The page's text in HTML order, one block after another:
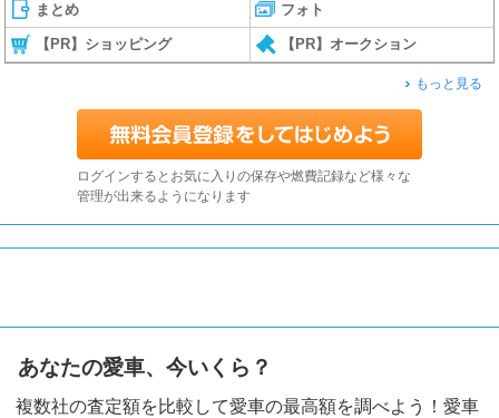
まとめ フォト
【PR】ショッピング 【PR】オークション
もっと見る
ログインするとお気に入りの保存や燃費記録など様々な
管理が出来るようになります
あなたの愛車、今いくら？
複数社の査定額を比較して愛車の最高額を調べよう！愛車